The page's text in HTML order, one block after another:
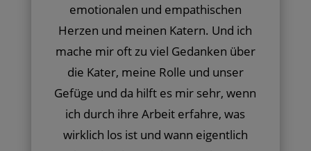
emotionalen und empathischen
Herzen und meinen Katern. Und ich
mache mir oft zu viel Gedanken über
die Kater, meine Rolle und unser
Gefüge und da hilft es mir sehr, wenn
ich durch ihre Arbeit erfahre, was
wirklich los ist und wann eigentlich